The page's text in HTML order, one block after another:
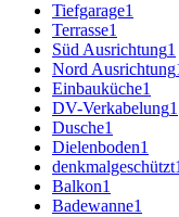
Tiefgarage1
Terrasse1
Süd Ausrichtung1
Nord Ausrichtung
Einbauküche1
DV-Verkabelung1
Dusche1
Dielenboden1
denkmalgeschützt
Balkon1
Badewanne1